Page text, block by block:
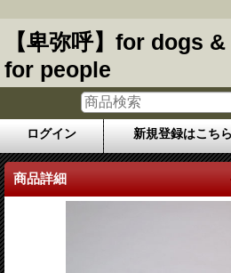
【卑弥呼】for dogs
for people
ログイン 新規登録はこちら
商品詳細